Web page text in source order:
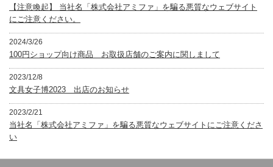
【注意喚起】 当社名「株式会社アミファ」を騙る悪質なウェブサイト
にご注意ください。
2024/3/26
100円ショップ向け商品 お取扱店舗のご案内に関しまして
2023/12/8
文具女子博2023 出店のお知らせ
2023/2/21
当社名「株式会社アミファ」を騙る悪質なウェブサイトにご注意くださ
い